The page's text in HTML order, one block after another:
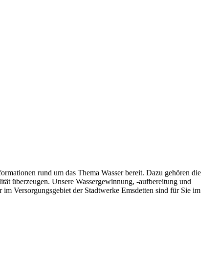
rund um das Thema Wasser bereit. Dazu gehören die
überzeugen. Unsere Wassergewinnung, -aufbereitung und
Versorgungsgebiet der Stadtwerke Emsdetten sind für Sie im